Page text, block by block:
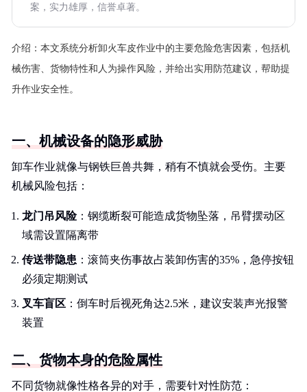
案，实力雄厚，信誉卓著。
介绍： 本文系统分析卸火车皮作业中的主要危险危害因素，包括机
械伤害、货物特性和人为操作风险，并给出实用防范建议，帮助提
升作业安全性。
一、机械设备的隐形威胁
卸车作业就像与钢铁巨兽共舞，稍有不慎就会受伤。主要
机械风险包括：
龙门吊风险：钢缆断裂可能造成货物坠落，吊臂摆动区
域需设置隔离带
传送带隐患 ：滚筒夹伤事故占装卸伤害的35%，急停按钮
必须定期测试
叉车盲区 ：倒车时后视死角达2.5米，建议安装声光报警
装置
二、货物本身的危险属性
不同货物就像性格各异的对手，需要针对性防范：